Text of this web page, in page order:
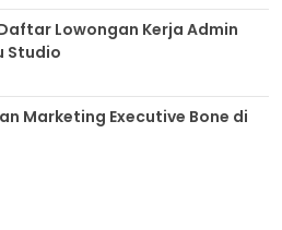
Lowongan Kerja Admin
Studio
Marketing Executive Bone di